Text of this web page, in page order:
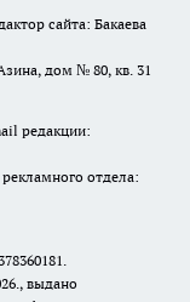
сайта: Бакаева
дом № 80, кв. 31
редакции:
отдела:
выдано